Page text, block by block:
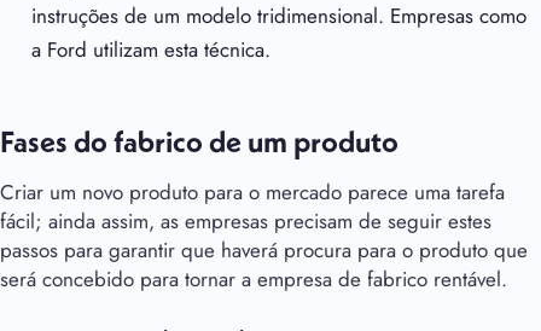
instruções de um modelo tridimensional. Empresas como
a Ford utilizam esta técnica.
Fases do fabrico de um produto
Criar um novo produto para o mercado parece uma tarefa
fácil; ainda assim, as empresas precisam de seguir estes
passos para garantir que haverá procura para o produto que
será concebido para tornar a empresa de fabrico rentável.